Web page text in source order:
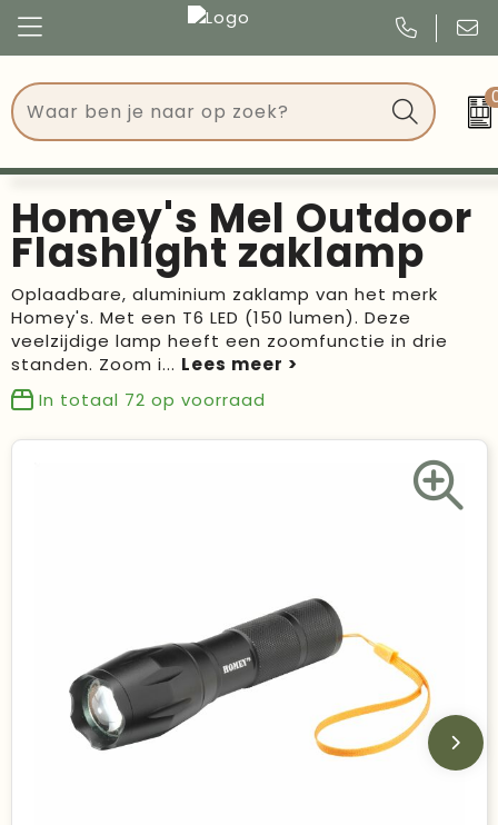
Tassen
Drinkwaren
Events
Give Aways
Geschenken
Kantoorartikelen
Recycled
Bestsellers
Congres
Events
Kerst
Verjaardagen
Voetbal, EK en WK
Homey's Mel Outdoor
Flashlight zaklamp
Oplaadbare, aluminium zaklamp van het merk
Homey's. Met een T6 LED (150 lumen). Deze
veelzijdige lamp heeft een zoomfunctie in drie
standen. Zoom i...
In totaal 72 op voorraad